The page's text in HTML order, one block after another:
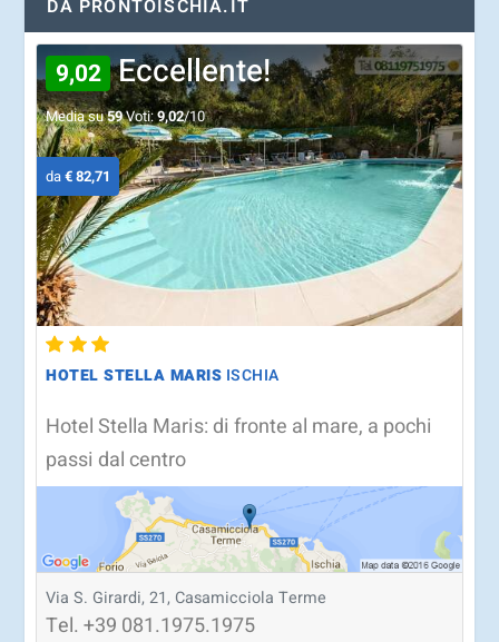
DA PRONTOISCHIA.IT
9,02 Eccellente!
Media su59Voti:9,02/10
da€ 82,71
HOTEL STELLA MARIS ISCHIA
Hotel Stella Maris: di fronte al mare, a pochi
passi dal centro
Via S. Girardi, 21, Casamicciola Terme
Tel.+39 081.1975.1975